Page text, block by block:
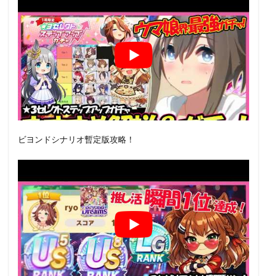
ビヨンドシナリオ暫定版攻略！